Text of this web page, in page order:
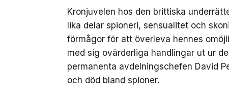
Kronjuvelen hos den brittiska
lika delar spioneri, sensualitet och
förmågor för att överleva hennes
med sig ovärderliga handlingar ut ur
permanenta avdelningschefen David
och död bland spioner.